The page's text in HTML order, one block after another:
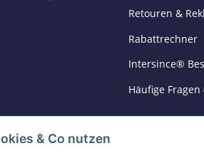
Retouren &
Rabattrechner
Intersince®
Häufige Fragen
& Co nutzen